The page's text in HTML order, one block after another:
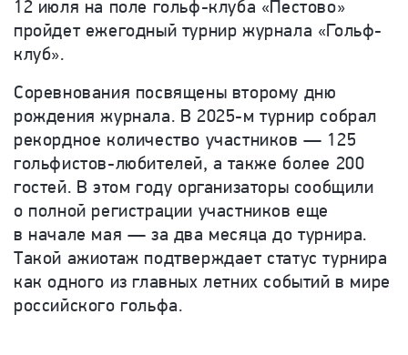
12 июля на поле гольф-клуба «Пестово»
пройдет ежегодный турнир журнала «Гольф-
клуб».
Соревнования посвящены второму дню
рождения журнала. В 2025-м турнир собрал
рекордное количество участников — 125
гольфистов-любителей, а также более 200
гостей. В этом году организаторы сообщили
о полной регистрации участников еще
в начале мая — за два месяца до турнира.
Такой ажиотаж подтверждает статус турнира
как одного из главных летних событий в мире
российского гольфа.